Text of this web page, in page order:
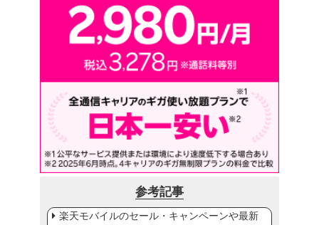
参考記事
楽天モバイルのセール・キャンペーンや最新